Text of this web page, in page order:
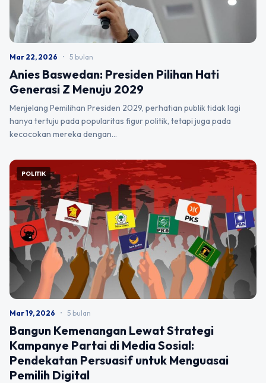
Mar 22, 2026 • 5 bulan
Anies Baswedan: Presiden Pilihan Hati
Generasi Z Menuju 2029
Menjelang Pemilihan Presiden 2029, perhatian publik tidak lagi
hanya tertuju pada popularitas figur politik, tetapi juga pada
kecocokan mereka dengan…
POLITIK
Mar 19, 2026 • 5 bulan
Bangun Kemenangan Lewat Strategi
Kampanye Partai di Media Sosial:
Pendekatan Persuasif untuk Menguasai
Pemilih Digital